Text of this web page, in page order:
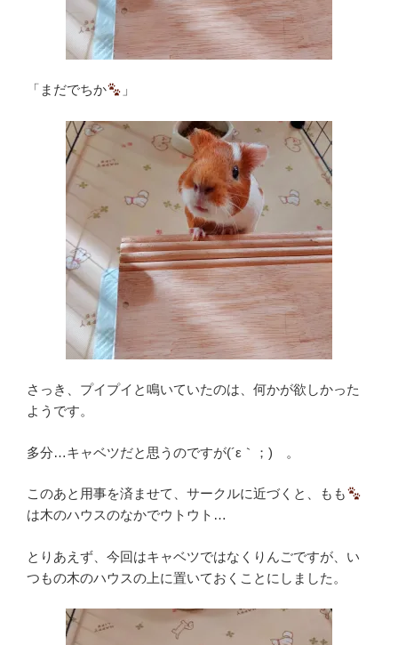
「まだでちか 」
さっき、プイプイと鳴いていたのは、何かが欲しかった
ようです。
多分…キャベツだと思うのですが(´ε｀；)ゞ。
このあと用事を済ませて、サークルに近づくと、もも
は木のハウスのなかでウトウト…
とりあえず、今回はキャベツではなくりんごですが、い
つもの木のハウスの上に置いておくことにしました。